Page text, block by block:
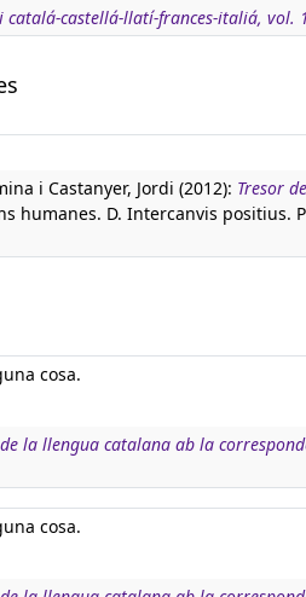
catalá-castellá-llatí-frances-italiá, vol.
i Castanyer, Jordi (2012): Tresor
humanes. D. Intercanvis positius.
cosa.
la llengua catalana ab la
cosa.